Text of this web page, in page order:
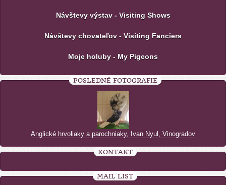
Návštevy výstav - Visiting Shows
Návštevy chovateľov - Visiting Fanciers
Moje holuby - My Pigeons
POSLEDNÉ FOTOGRAFIE
Anglické hrvoliaky a parochniaky, Ivan Nyul, Vinogradov
KONTAKT
MAIL LIST